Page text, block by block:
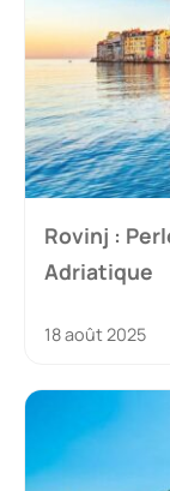
Rovinj :
Adriatique
18 août 2025